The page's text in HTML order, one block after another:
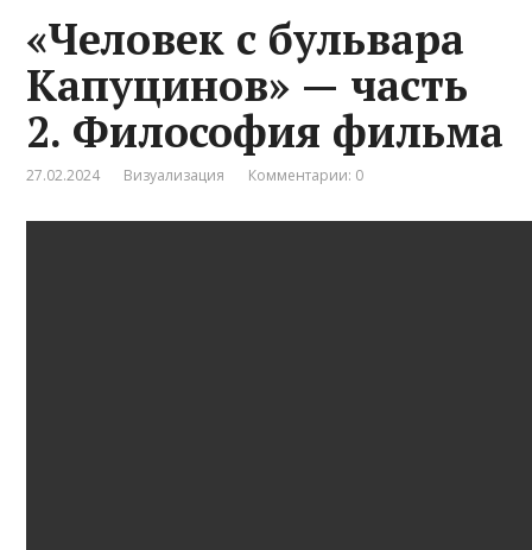
«Человек c бульвара
Капуцинов» — часть
2. Философия фильма
27.02.2024 Визуализация Комментарии: 0